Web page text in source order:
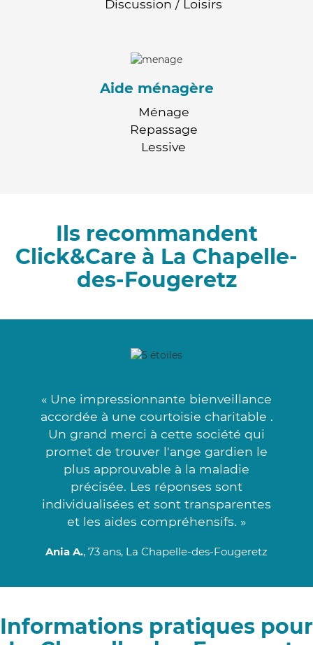
Discussion / Loisirs
Aide ménagère
Ménage
Repassage
Lessive
Ils recommandent
Click&Care à La Chapelle-
des-Fougeretz
« Une impressionnante bienveillance
accordée à une courtoisie charitable .
Un grand merci à cette société qui
promet de trouver l'ange gardien le
plus approuvable à la maladie
précisée. Les réponses sont
individualisées et sont transparentes
et les aides compréhensifs. »
Ania A., 73 ans, La Chapelle-des-Fougeretz
Informations pratiques pour